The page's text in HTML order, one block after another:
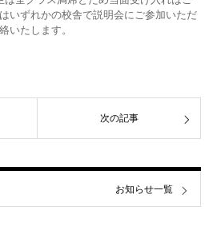
いずれかの校舎で説明会にご参加いただ
いたします。
次の記事
お知らせ一覧